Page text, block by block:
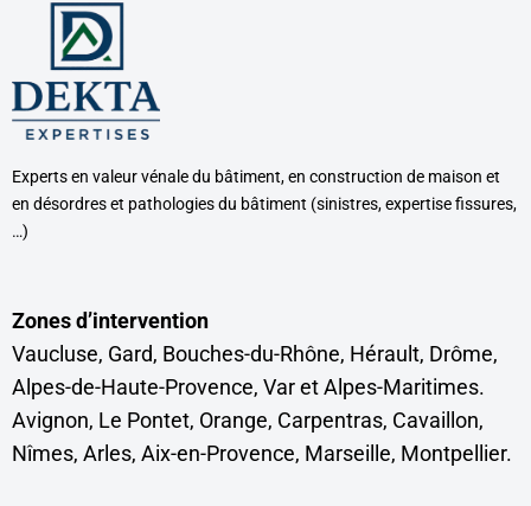
Experts en valeur vénale du bâtiment, en construction de maison et
en désordres et pathologies du bâtiment (sinistres, expertise fissures,
…)
Zones d’intervention
Vaucluse, Gard, Bouches-du-Rhône, Hérault, Drôme,
Alpes-de-Haute-Provence, Var et Alpes-Maritimes.
Avignon, Le Pontet, Orange, Carpentras, Cavaillon,
Nîmes, Arles, Aix-en-Provence, Marseille, Montpellier.